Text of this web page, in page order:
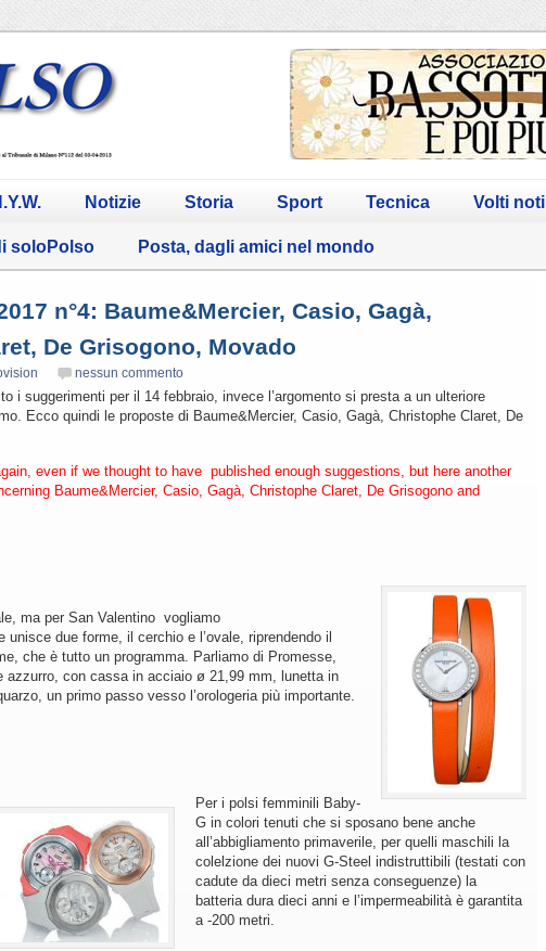
Notizie Storia Sport Tecnica Volti noti
soloPolso Posta, dagli amici nel mondo
n°4: Baume&Mercier, Casio, Gagà,
De Grisogono, Movado
nessun commento
i suggerimenti per il 14 febbraio, invece l’argomento si presta a un ulteriore
Ecco quindi le proposte di Baume&Mercier, Casio, Gagà, Christophe Claret, De
even if we thought to have published enough suggestions, but here another
Baume&Mercier, Casio, Gagà, Christophe Claret, De Grisogono and
ma per San Valentino vogliamo
unisce due forme, il cerchio e l’ovale, riprendendo il
che è tutto un programma. Parliamo di Promesse,
azzurro, con cassa in acciaio ø 21,99 mm, lunetta in
un primo passo vesso l’orologeria più importante.
Per i polsi femminili Baby-
G in colori tenuti che si sposano bene anche
all’abbigliamento primaverile, per quelli maschili la
colelzione dei nuovi G-Steel indistruttibili (testati con
cadute da dieci metri senza conseguenze) la
batteria dura dieci anni e l’impermeabilità è garantita
a -200 metri.